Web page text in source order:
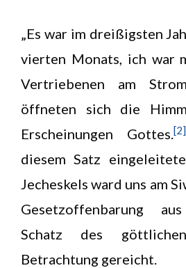
„Es war im dreißigsten
vierten Monats, ich war
Vertriebenen am
öffneten sich die
Erscheinungen Gottes.[2]
diesem Satz
Jecheskels ward uns am
Gesetzoffenbarung
Schatz des
Betrachtung gereicht.